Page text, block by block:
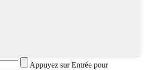
Appuyez sur Entrée pour